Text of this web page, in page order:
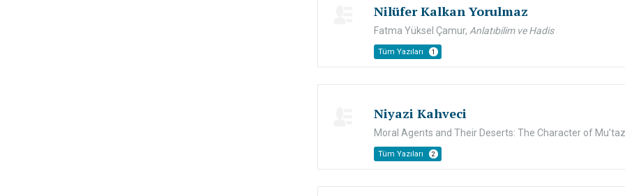
Nilüfer Kalkan Yorulmaz
Fatma Yüksel Çamur, Anlatıbilim ve Hadis
Tüm Yazıları 1
Niyazi Kahveci
Moral Agents and Their Deserts: The Character of
Tüm Yazıları 2